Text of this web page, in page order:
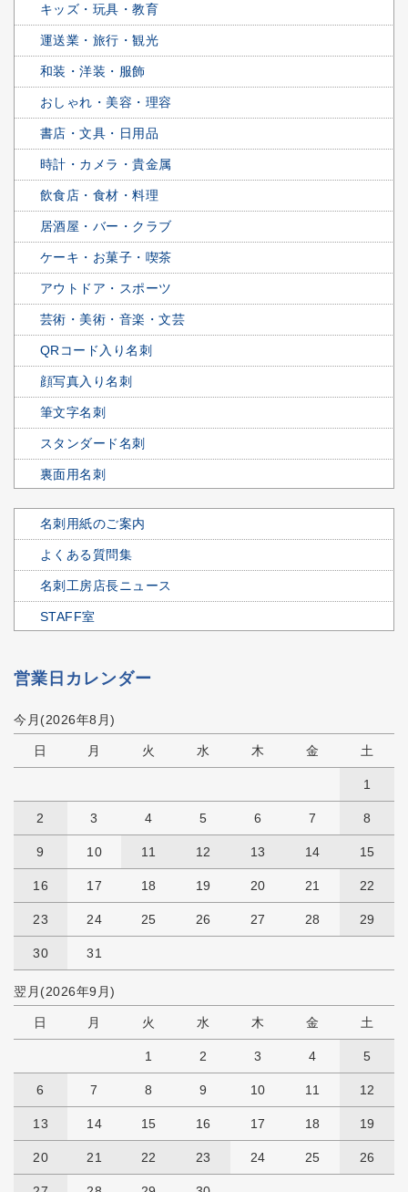
キッズ・玩具・教育
運送業・旅行・観光
和装・洋装・服飾
おしゃれ・美容・理容
書店・文具・日用品
時計・カメラ・貴金属
飲食店・食材・料理
居酒屋・バー・クラブ
ケーキ・お菓子・喫茶
アウトドア・スポーツ
芸術・美術・音楽・文芸
QRコード入り名刺
顔写真入り名刺
筆文字名刺
スタンダード名刺
裏面用名刺
名刺用紙のご案内
よくある質問集
名刺工房店長ニュース
STAFF室
営業日カレンダー
今月(2026年8月)
日 月 火 水 木 金 土
1
2 3 4 5 6 7 8
9 10 11 12 13 14 15
16 17 18 19 20 21 22
23 24 25 26 27 28 29
30 31
翌月(2026年9月)
日 月 火 水 木 金 土
1 2 3 4 5
6 7 8 9 10 11 12
13 14 15 16 17 18 19
20 21 22 23 24 25 26